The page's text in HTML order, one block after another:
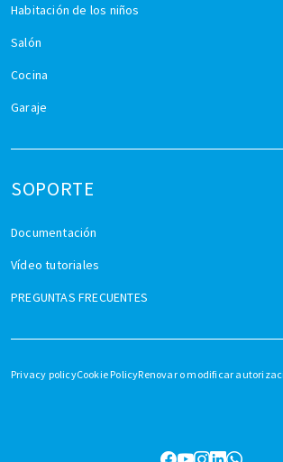
Habitación de los niños
Salón
Cocina
Garaje
SOPORTE
Documentación
Vídeo tutoriales
PREGUNTAS FRECUENTES
Privacy policyCookie PolicyRenovar o modificar